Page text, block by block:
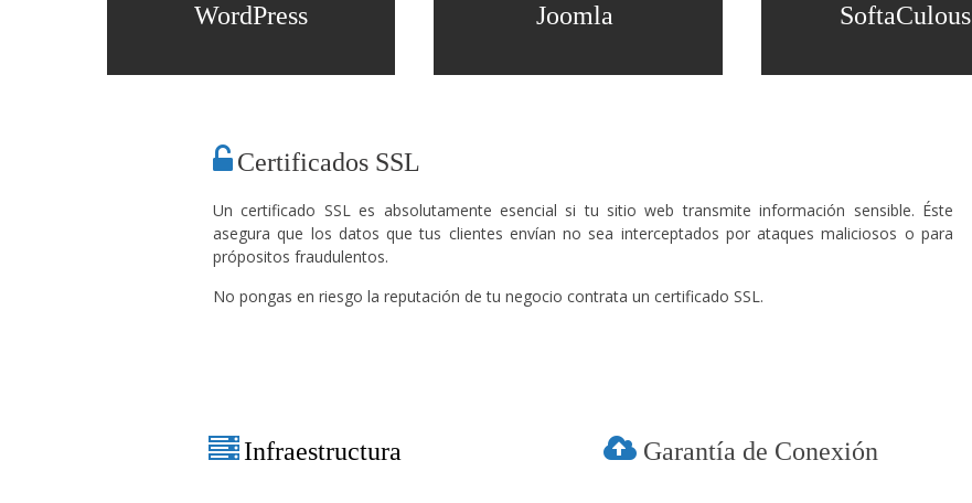
WordPress Joomla SoftaCulous
Certificados SSL
Un certificado SSL es absolutamente esencial si tu sitio web transmite información sensible. Éste
asegura que los datos que tus clientes envían no sea interceptados por ataques maliciosos o para
própositos fraudulentos.
No pongas en riesgo la reputación de tu negocio contrata un certificado SSL.
Infraestructura Garantía de Conexión